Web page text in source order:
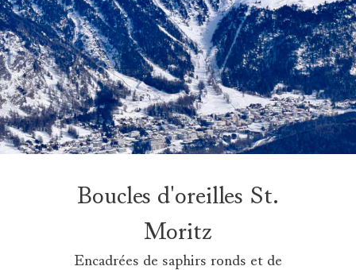
Boucles d'oreilles St.
Moritz
Encadrées de saphirs ronds et de